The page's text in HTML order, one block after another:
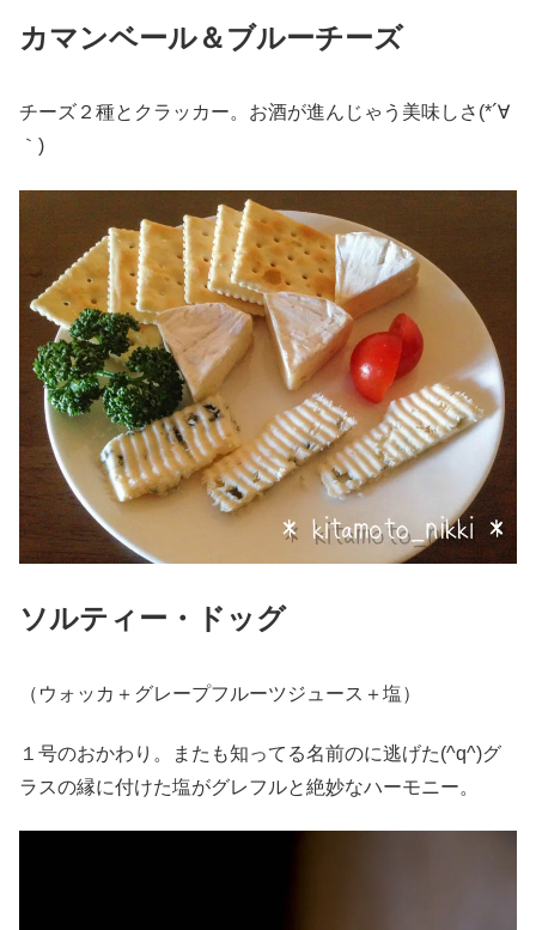
カマンベール＆ブルーチーズ
チーズ２種とクラッカー。お酒が進んじゃう美味しさ(*´∀
｀)
ソルティー・ドッグ
（ウォッカ＋グレープフルーツジュース＋塩）
１号のおかわり。またも知ってる名前のに逃げた(^q^)グ
ラスの縁に付けた塩がグレフルと絶妙なハーモニー。